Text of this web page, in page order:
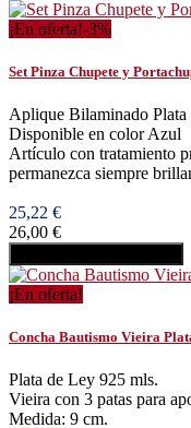
¡En oferta!-3%
Set Pinza Chupete y
Aplique Bilaminado
Disponible en color Azul
Artículo con tratamiento
permanezca siempre
25,22 €
26,00 €
¡En oferta!
Concha Bautismo Vieira
Plata de Ley 925 mls.
Vieira con 3 patas para
Medida: 9 cm.